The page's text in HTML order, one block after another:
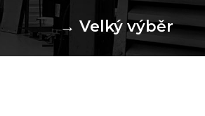
→ Velký výběr